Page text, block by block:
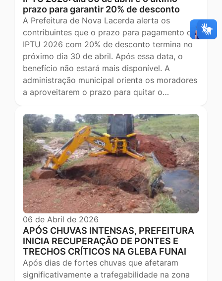
prazo para garantir 20% de desconto
A Prefeitura de Nova Lacerda alerta os
contribuintes que o prazo para pagamento do
IPTU 2026 com 20% de desconto termina no
próximo dia 30 de abril. Após essa data, o
benefício não estará mais disponível. A
administração municipal orienta os moradores
a aproveitarem o prazo para quitar o…
06 de Abril de 2026
APÓS CHUVAS INTENSAS, PREFEITURA
INICIA RECUPERAÇÃO DE PONTES E
TRECHOS CRÍTICOS NA GLEBA FUNAI
Após dias de fortes chuvas que afetaram
significativamente a trafegabilidade na zona